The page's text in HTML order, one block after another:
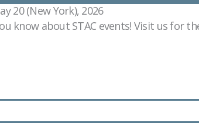
20 (New York), 2026
know about STAC events! Visit us for